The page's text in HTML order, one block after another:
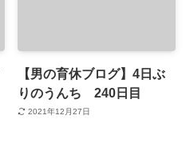
【男の育休ブログ】4日ぶ
りのうんち 240日目
2021年12月27日